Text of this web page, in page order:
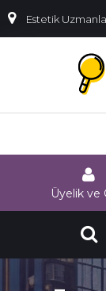
Estetik
Üyelik ve